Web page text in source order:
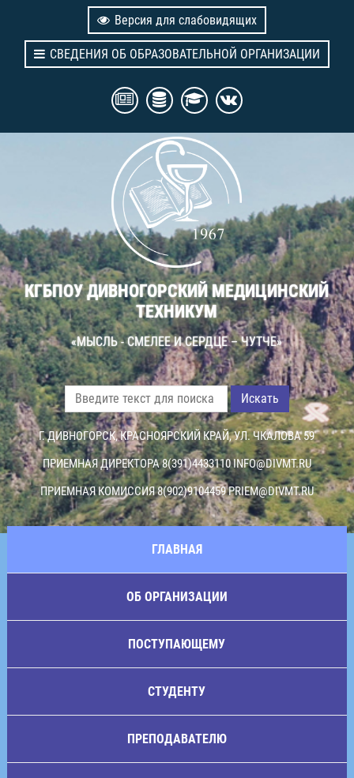
Версия для слабовидящих
СВЕДЕНИЯ ОБ ОБРАЗОВАТЕЛЬНОЙ ОРГАНИЗАЦИИ
КГБПОУ ДИВНОГОРСКИЙ МЕДИЦИНСКИЙ
ТЕХНИКУМ
«МЫСЛЬ - СМЕЛЕЕ И СЕРДЦЕ – ЧУТЧЕ»
Искать
Г. ДИВНОГОРСК, КРАСНОЯРСКИЙ КРАЙ, УЛ. ЧКАЛОВА 59
ПРИЕМНАЯ ДИРЕКТОРА 8(391)4433110INFO@DIVMT.RU
ПРИЕМНАЯ КОМИССИЯ 8(902)9104459PRIEM@DIVMT.RU
ГЛАВНАЯ
ОБ ОРГАНИЗАЦИИ
ПОСТУПАЮЩЕМУ
СТУДЕНТУ
ПРЕПОДАВАТЕЛЮ